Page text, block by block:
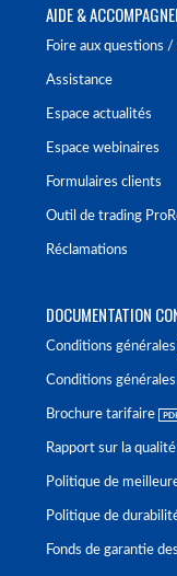
AIDE &
Foire aux questions /
Assistance
Espace actualités
Espace webinaires
Formulaires clients
Outil de trading
Réclamations
DOCUMENTATION
Conditions générales
Conditions
Brochure tarifaire
Rapport sur la
Politique de
Politique de
Fonds de garantie